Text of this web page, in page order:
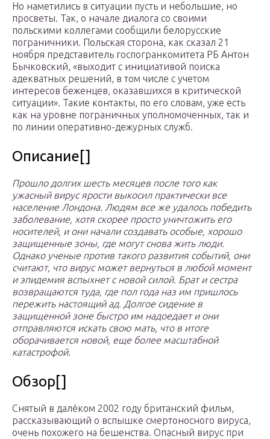
Но наметились в ситуации пусть и небольшие, но
просветы. Так, о начале диалога со своими
польскими коллегами сообщили белорусские
пограничники. Польская сторона, как сказал 21
ноября представитель госпогранкомитета РБ Антон
Бычковский, «выходит с инициативой поиска
адекватных решений, в том числе с учетом
интересов беженцев, оказавшихся в критической
ситуации». Такие контакты, по его словам, уже есть
как на уровне пограничных уполномоченных, так и
по линии оперативно-дежурных служб.
Описание[]
Прошло долгих шесть месяцев после того как
ужасный вирус ярости выкосил практически все
население Лондона. Людям все же удалось победить
заболевание, хотя скорее просто уничтожить его
носителей, и они начали создавать особые, хорошо
защищенные зоны, где могут снова жить люди.
Однако ученые против такого развития событий, они
считают, что вирус может вернуться в любой момент
и эпидемия вспыхнет с новой силой. Брат и сестра
возвращаются туда, где пол года наз им пришлось
пережить настоящий ад. Долгое сидение в
защищенной зоне быстро им надоедает и они
отправляются искать свою мать, что в итоге
оборачивается новой, еще более масштабной
катастрофой.
Обзор[]
Снятый в далёком 2002 году британский фильм,
рассказывающий о вспышке смертоносного вируса,
очень похожего на бешенства. Опасный вирус при